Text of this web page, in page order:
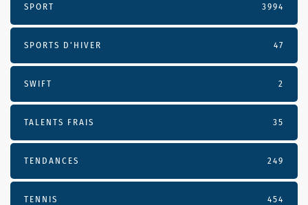
SPORT 3994
SPORTS D'HIVER 47
SWIFT 2
TALENTS FRAIS 35
TENDANCES 249
TENNIS 454